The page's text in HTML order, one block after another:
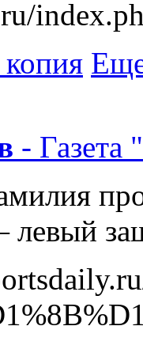
- Газета
левый